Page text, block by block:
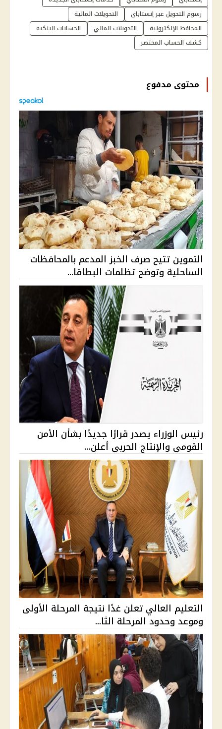
رسوم التحويل عبر إنستاباي
التحويلات المالية
المحافظ الإلكترونية
التحويلات المالي
الحسابات البنكية
كشف الحساب المختصر
محتوى مدفوع
التموين تتيح صرف الخبز المدعم بالمحافظات
الساحلية وتوضح تظلمات البطاقا...
رئيس الوزراء يصدر قرارًا جديدًا بشأن الأمن
القومي والإنتاج الحربي أعلن...
التعليم العالي تعلن غدًا نتيجة المرحلة الأولى
وموعد وحدود المرحلة الثا...